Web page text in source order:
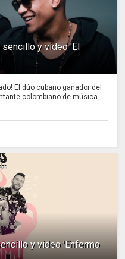
sencillo y video 'El
El dúo cubano ganador del
colombiano de música
y video 'Enfermo